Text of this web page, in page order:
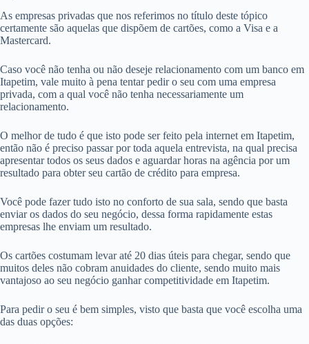
As empresas privadas que nos referimos no título deste tópico
certamente são aquelas que dispõem de cartões, como a Visa e a
Mastercard.
Caso você não tenha ou não deseje relacionamento com um banco em
Itapetim, vale muito à pena tentar pedir o seu com uma empresa
privada, com a qual você não tenha necessariamente um
relacionamento.
O melhor de tudo é que isto pode ser feito pela internet em Itapetim,
então não é preciso passar por toda aquela entrevista, na qual precisa
apresentar todos os seus dados e aguardar horas na agência por um
resultado para obter seu cartão de crédito para empresa.
Você pode fazer tudo isto no conforto de sua sala, sendo que basta
enviar os dados do seu negócio, dessa forma rapidamente estas
empresas lhe enviam um resultado.
Os cartões costumam levar até 20 dias úteis para chegar, sendo que
muitos deles não cobram anuidades do cliente, sendo muito mais
vantajoso ao seu negócio ganhar competitividade em Itapetim.
Para pedir o seu é bem simples, visto que basta que você escolha uma
das duas opções: